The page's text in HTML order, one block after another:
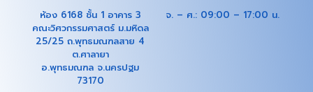
ห้อง 6168 ชั้น 1 อาคาร 3
คณะวิศวกรรมศาสตร์ ม.มหิดล
25/25 ถ.พุทธมณฑลสาย 4
ต.ศาลายา
อ.พุทธมณฑล จ.นครปฐม
73170
จ. – ศ.: 09:00 – 17:00 น.